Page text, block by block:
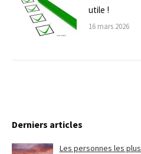
utile !
16 mars 2026
Derniers articles
Les personnes les